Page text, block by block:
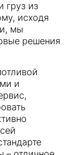
груз из
исходя
мы
решения
и